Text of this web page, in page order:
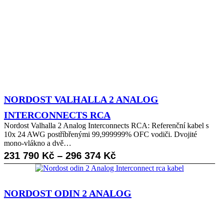
NORDOST VALHALLA 2 ANALOG
INTERCONNECTS RCA
Nordost Valhalla 2 Analog Interconnects RCA: Referenční kabel s
10x 24 AWG postříbřenými 99,999999% OFC vodiči. Dvojité
mono-vlákno a dvě…
231 790 Kč – 296 374 KčRozpětí
cen:
790 Kč
NORDOST ODIN 2 ANALOG